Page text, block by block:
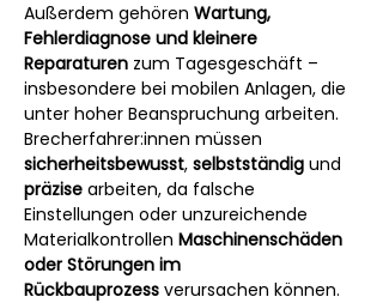
Außerdem gehören Wartung,
Fehlerdiagnose und kleinere
Reparaturen zum Tagesgeschäft –
insbesondere bei mobilen Anlagen, die
unter hoher Beanspruchung arbeiten.
Brecherfahrer:innen müssen
sicherheitsbewusst, selbstständig und
präzise arbeiten, da falsche
Einstellungen oder unzureichende
Materialkontrollen Maschinenschäden
oder Störungen im
Rückbauprozess verursachen können.